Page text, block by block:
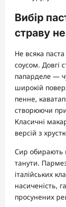
Вибір
страву
Не всяка
соусом. Довгі
папарделе —
широкій
пенне,
створюючи
Класичні
версій з
Сир обирають
танути.
італійських
насиченість,
просунених